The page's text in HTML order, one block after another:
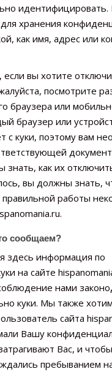
хранения
как имя, адрес или
если вы хотите
посмотрите
браузера или
браузер или
с куки, поэтому вам
как их
вы должны знать,
работы
сообщаем?
здесь информация по
на сайте
нами
куки. Мы также
сайта
Вашу
Вас, и
пребыванием